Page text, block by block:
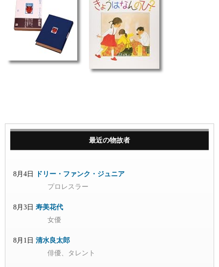
最近の物故者
8月4日
ドリー・ファンク・ジュニア
プロレスラー
8月3日 寿美花代
女優
8月1日 清水良太郎
俳優、タレント